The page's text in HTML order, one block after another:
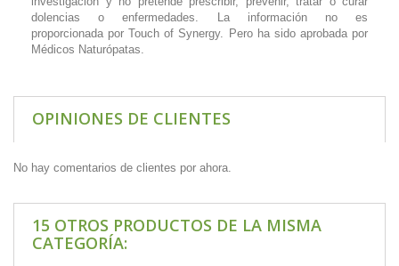
dolencias o enfermedades. La información no es
proporcionada por Touch of Synergy. Pero ha sido aprobada por
Médicos Naturópatas.
OPINIONES DE CLIENTES
No hay comentarios de clientes por ahora.
15 OTROS PRODUCTOS DE LA MISMA
CATEGORÍA: